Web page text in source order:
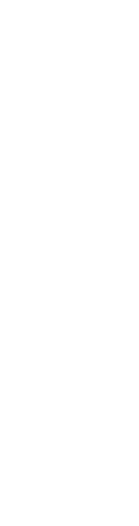
ACCESSORI
Consulta la nostra
rapidamente la tua